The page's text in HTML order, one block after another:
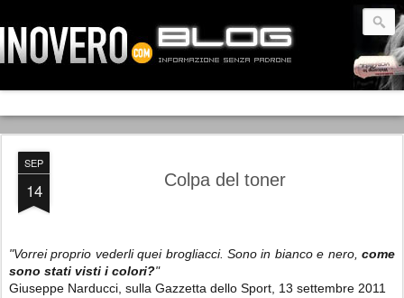
SEP
14 Colpa del toner
"Vorrei proprio vederli quei brogliacci. Sono in bianco e nero, come
sono stati visti i colori?"
Giuseppe Narducci, sulla Gazzetta dello Sport, 13 settembre 2011